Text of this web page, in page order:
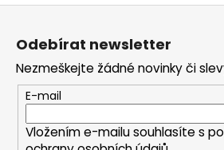
Z
Odebírat newsletter
Nezmeškejte žádné novinky či
E-mail
Vložením e-mailu souhlasíte s